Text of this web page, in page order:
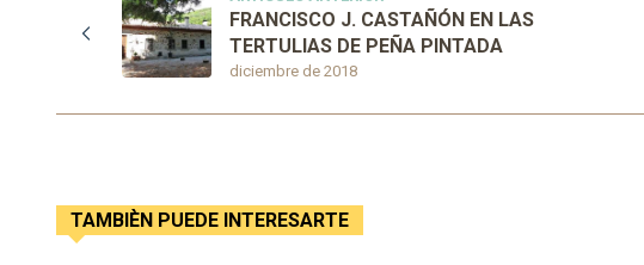
diciembre de 2018
FRANCISCO J. CASTAÑÓN EN LAS
TERTULIAS DE PEÑA PINTADA
TAMBIÈN PUEDE INTERESARTE